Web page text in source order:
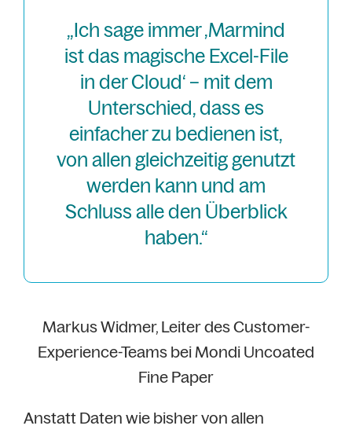
„Ich sage immer ‚Marmind
ist das magische Excel-File
in der Cloud‘ – mit dem
Unterschied, dass es
einfacher zu bedienen ist,
von allen gleichzeitig genutzt
werden kann und am
Schluss alle den Überblick
haben.“
Markus Widmer, Leiter des Customer-
Experience-Teams bei Mondi Uncoated
Fine Paper
Anstatt Daten wie bisher von allen